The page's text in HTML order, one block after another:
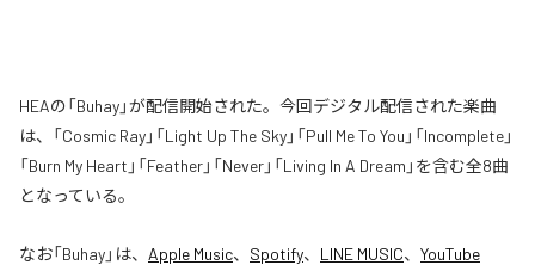
HEAの「Buhay」が配信開始された。今回デジタル配信された楽曲
は、「Cosmic Ray」「Light Up The Sky」「Pull Me To You」「Incomplete」
「Burn My Heart」「Feather」「Never」「Living In A Dream」を含む全8曲
となっている。
なお「Buhay」は、 Apple Music、 Spotify、 LINE MUSIC、 YouTube